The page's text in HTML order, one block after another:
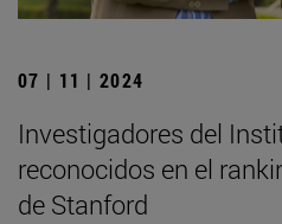
07 | 11 | 2024
Investigadores del
reconocidos en el
de Stanford